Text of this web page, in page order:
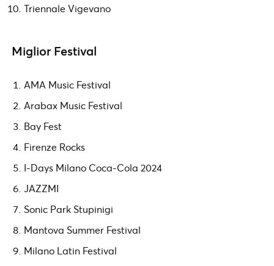
Triennale Vigevano
Miglior Festival
AMA Music Festival
Arabax Music Festival
Bay Fest
Firenze Rocks
I-Days Milano Coca-Cola 2024
JAZZMI
Sonic Park Stupinigi
Mantova Summer Festival
Milano Latin Festival